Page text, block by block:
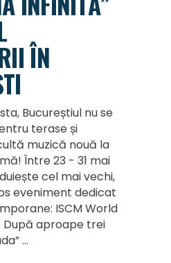
ÎN
Bucureștiul nu se
terase și
muzică nouă la
Între 23 - 31 mai
cel mai vechi,
eveniment dedicat
ISCM World
După aproape trei